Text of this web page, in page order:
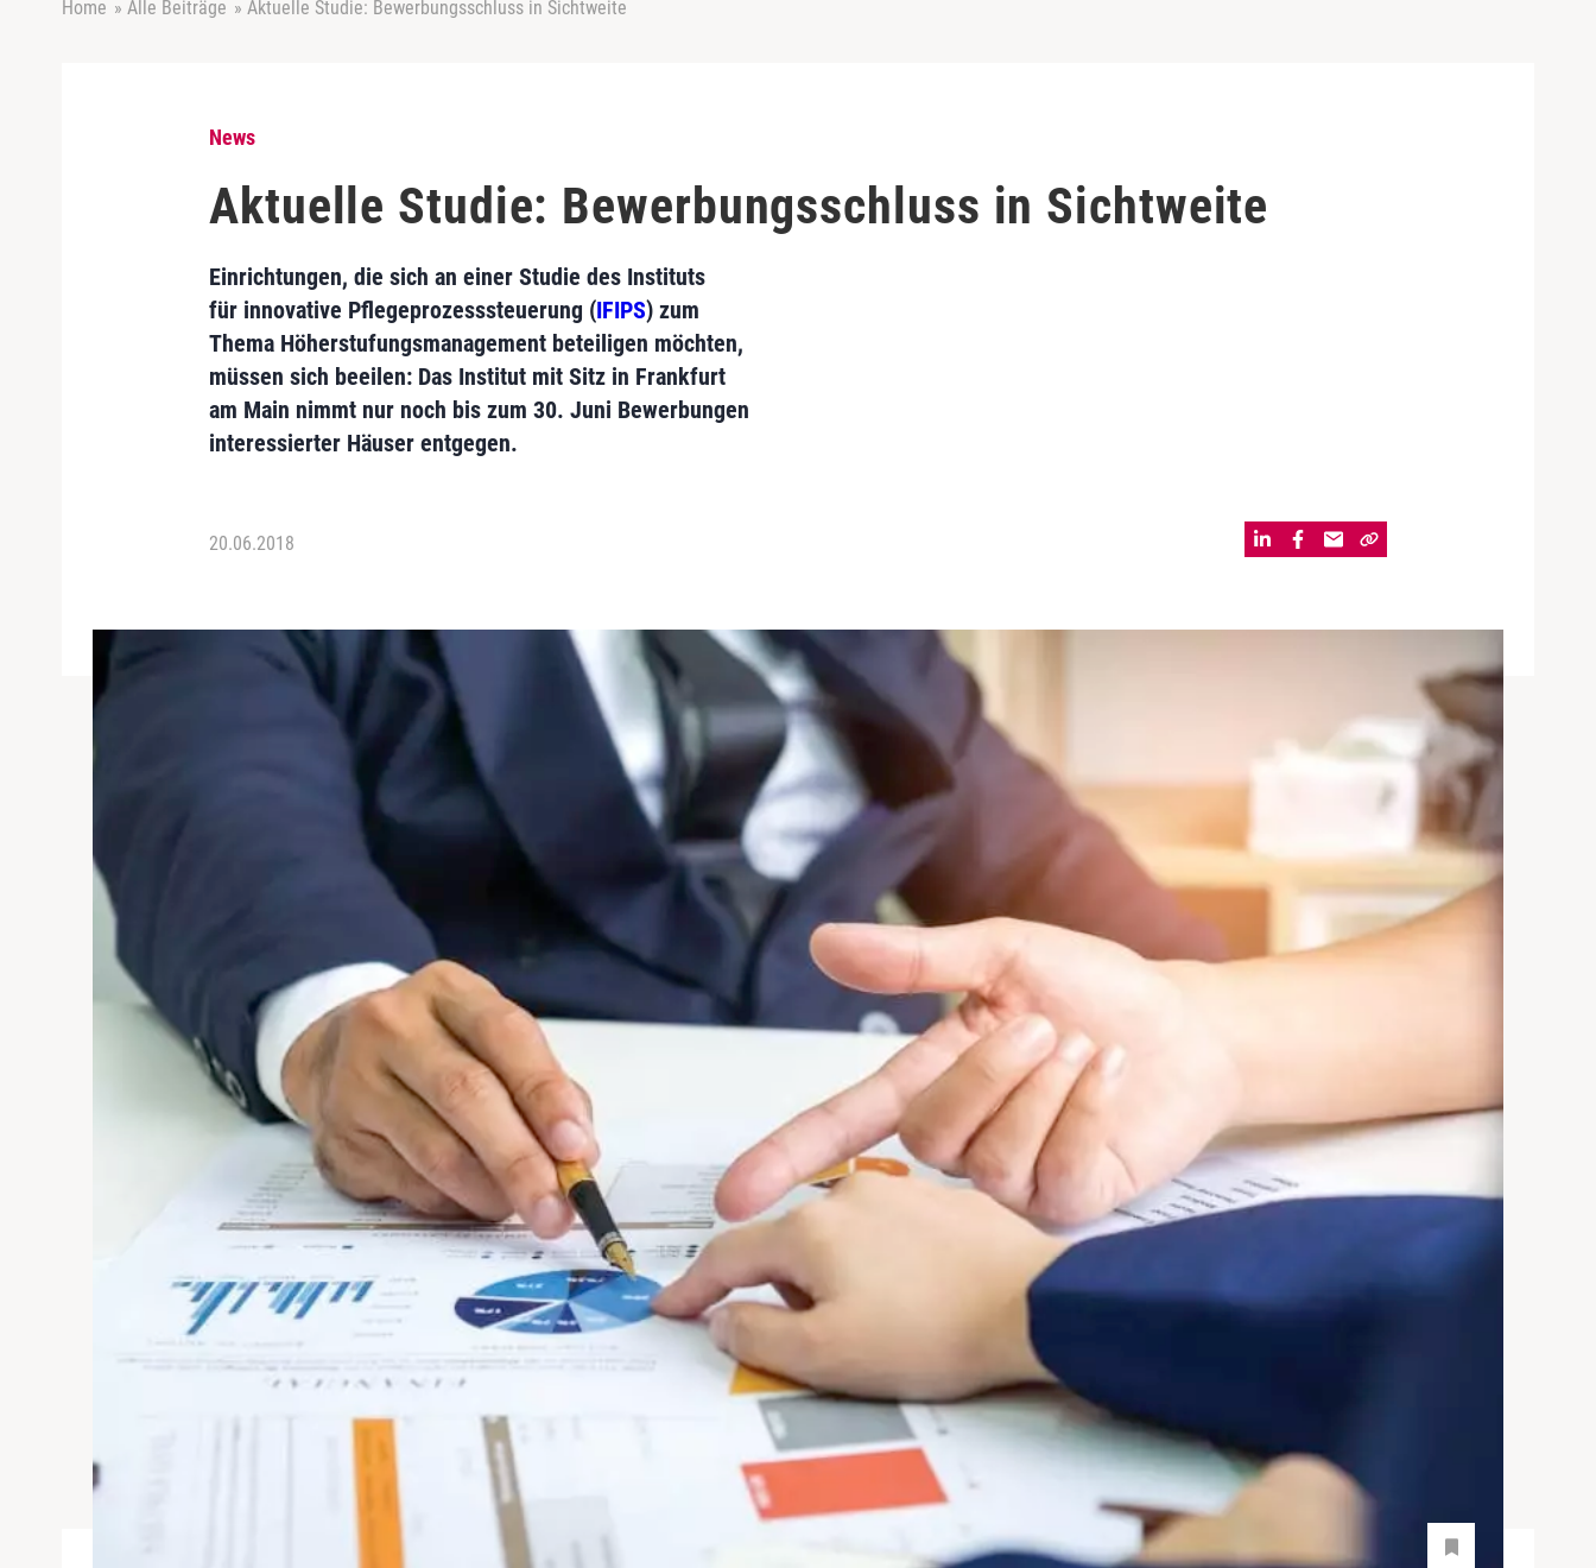
Home » Alle Beiträge » Aktuelle Studie: Bewerbungsschluss in Sichtweite
News
Aktuelle Studie: Bewerbungsschluss in Sichtweite
Einrichtungen, die sich an einer Studie des Instituts
für innovative Pflegeprozesssteuerung (IFIPS) zum
Thema Höherstufungsmanagement beteiligen möchten,
müssen sich beeilen: Das Institut mit Sitz in Frankfurt
am Main nimmt nur noch bis zum 30. Juni Bewerbungen
interessierter Häuser entgegen.
20.06.2018